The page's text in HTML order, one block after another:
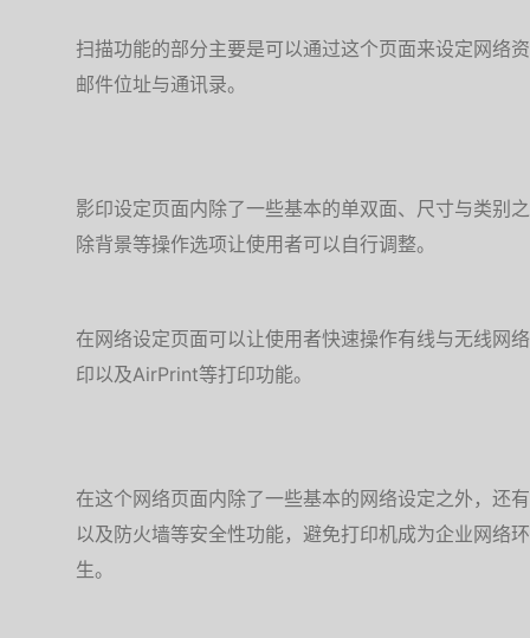
扫描功能的部分主要是可以通过这个页面来设定网络
邮件位址与通讯录。
影印设定页面内除了一些基本的单双面、尺寸与类别
除背景等操作选项让使用者可以自行调整。
在网络设定页面可以让使用者快速操作有线与无线网
印以及AirPrint等打印功能。
在这个网络页面内除了一些基本的网络设定之外，还
以及防火墙等安全性功能，避免打印机成为企业网络
生。